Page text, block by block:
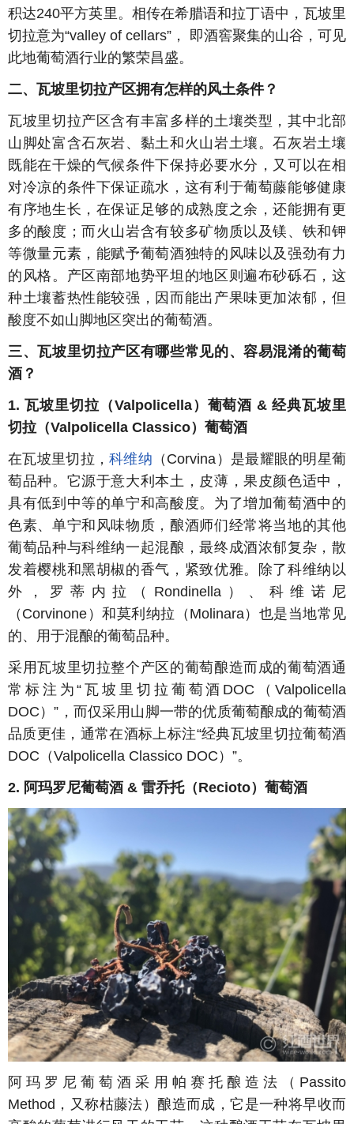
积达240平方英里。相传在希腊语和拉丁语中，瓦坡里
切拉意为“valley of cellars”， 即酒窖聚集的山谷，可见
此地葡萄酒行业的繁荣昌盛。
二、瓦坡里切拉产区拥有怎样的风土条件？
瓦坡里切拉产区含有丰富多样的土壤类型，其中北部
山脚处富含石灰岩、黏土和火山岩土壤。石灰岩土壤
既能在干燥的气候条件下保持必要水分，又可以在相
对冷凉的条件下保证疏水，这有利于葡萄藤能够健康
有序地生长，在保证足够的成熟度之余，还能拥有更
多的酸度；而火山岩含有较多矿物质以及镁、铁和钾
等微量元素，能赋予葡萄酒独特的风味以及强劲有力
的风格。产区南部地势平坦的地区则遍布砂砾石，这
种土壤蓄热性能较强，因而能出产果味更加浓郁，但
酸度不如山脚地区突出的葡萄酒。
三、瓦坡里切拉产区有哪些常见的、容易混淆的葡萄
酒？
1. 瓦坡里切拉 （Valpolicella） 葡萄酒 & 经典瓦坡里
切拉 （Valpolicella Classico） 葡萄酒
在瓦坡里切拉，科维纳 （Corvina）是最耀眼的明星葡
萄品种。它源于意大利本土，皮薄，果皮颜色适中，
具有低到中等的单宁和高酸度。为了增加葡萄酒中的
色素、单宁和风味物质，酿酒师们经常将当地的其他
葡萄品种与科维纳一起混酿，最终成酒浓郁复杂，散
发着樱桃和黑胡椒的香气，紧致优雅。除了科维纳以
外，罗蒂内拉（Rondinella）、科维诺尼
（Corvinone）和莫利纳拉（Molinara）也是当地常见
的、用于混酿的葡萄品种。
采用瓦坡里切拉整个产区的葡萄酿造而成的葡萄酒通
常标注为“瓦坡里切拉葡萄酒DOC（Valpolicella
DOC）”，而仅采用山脚一带的优质葡萄酿成的葡萄酒
品质更佳，通常在酒标上标注“经典瓦坡里切拉葡萄酒
DOC（Valpolicella Classico DOC）”。
2. 阿玛罗尼葡萄酒 & 雷乔托（Recioto）葡萄酒
阿玛罗尼葡萄酒采用帕赛托酿造法（Passito
Method，又称枯藤法）酿造而成，它是一种将早收而